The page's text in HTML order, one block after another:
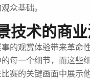
众基础。
技术的商
的观赏体验带来革命
每一个细节，而这些
赛的关键画面中展示